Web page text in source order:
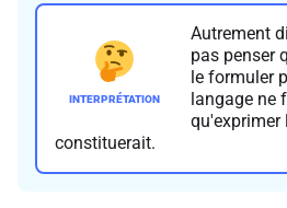
Autrement
pas penser
le formuler
langage ne
qu'exprimer
constituerait.